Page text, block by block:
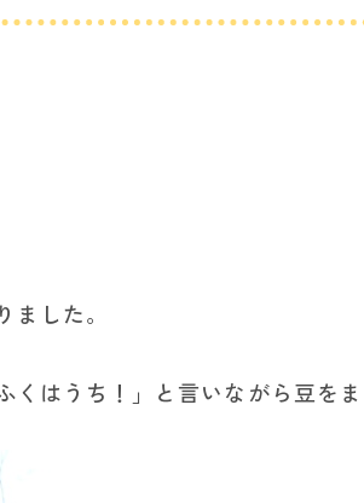
した。
はうち！」と言いながら豆をま